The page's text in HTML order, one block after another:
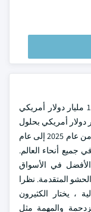
قدرت السوق العالمية لجص الإيبوكسي بنحو 1.5 مليار دولار أمريكي
ومن المتوقع أن تصل إلى 2.9 مليار دولار أمريكي بحلول
عام 2034 ، بمعدل نمو سنوي مركب قدره 7.3٪ من عام 2025 إلى عام
في جميع أنحاء العالم.
الأفضل في الأسواق
المتقدمة. نظرا
، يختار الكثيرون
والمهمة مثل